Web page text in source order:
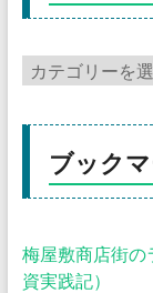
ブック
梅屋敷商店街の
資実践記）